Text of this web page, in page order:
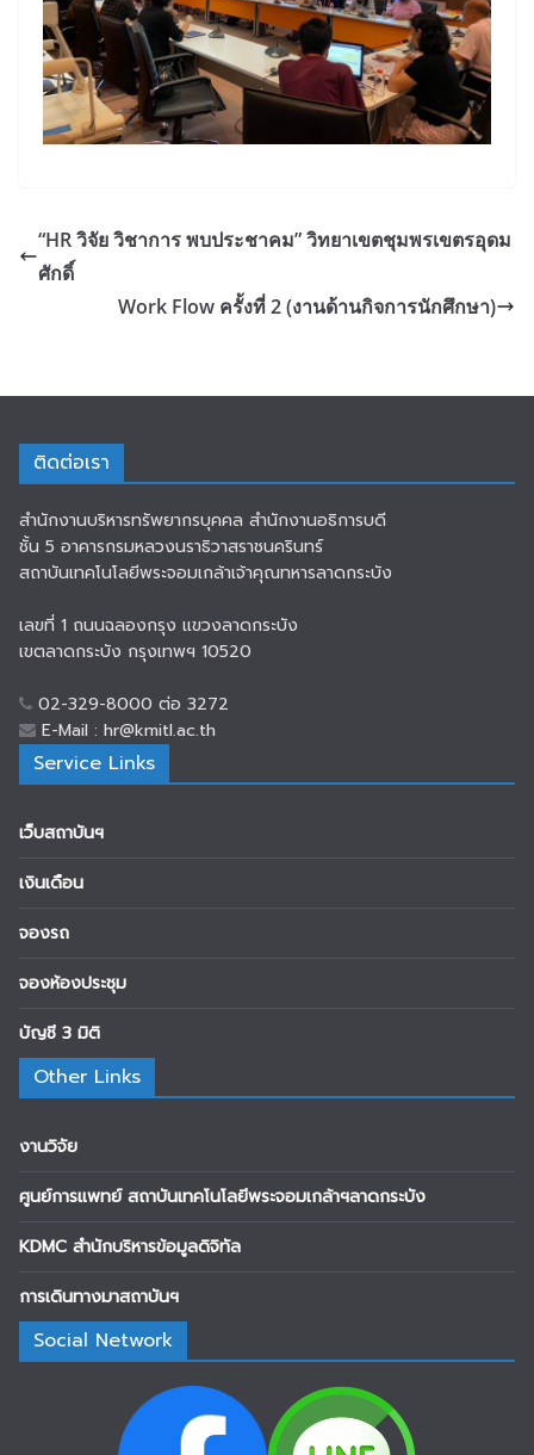
“HR วิจัย วิชาการ พบประชาคม” วิทยาเขตชุมพรเขตรอุดม
ศักดิ์
Work Flow ครั้งที่ 2 (งานด้านกิจการนักศึกษา)
ติดต่อเรา
สำนักงานบริหารทรัพยากรบุคคล สำนักงานอธิการบดี
ชั้น 5 อาคารกรมหลวงนราธิวาสราชนครินทร์
สถาบันเทคโนโลยีพระจอมเกล้าเจ้าคุณทหารลาดกระบัง
เลขที่ 1 ถนนฉลองกรุง แขวงลาดกระบัง
เขตลาดกระบัง กรุงเทพฯ 10520
02-329-8000 ต่อ 3272
E-Mail : hr@kmitl.ac.th
Service Links
เว็บสถาบันฯ
เงินเดือน
จองรถ
จองห้องประชุม
บัญชี 3 มิติ
Other Links
งานวิจัย
ศูนย์การแพทย์ สถาบันเทคโนโลยีพระจอมเกล้าฯลาดกระบัง
KDMC สำนักบริหารข้อมูลดิจิทัล
การเดินทางมาสถาบันฯ
Social Network